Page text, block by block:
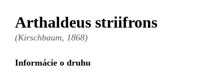
Arthaldeus striifrons
(Kirschbaum, 1868)
Informácie o druhu